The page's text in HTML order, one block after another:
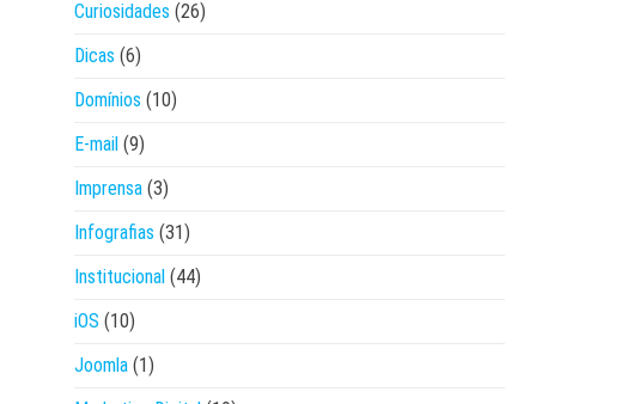
Curiosidades (26)
Dicas (6)
Domínios (10)
E-mail (9)
Imprensa (3)
Infografias (31)
Institucional (44)
iOS (10)
Joomla (1)